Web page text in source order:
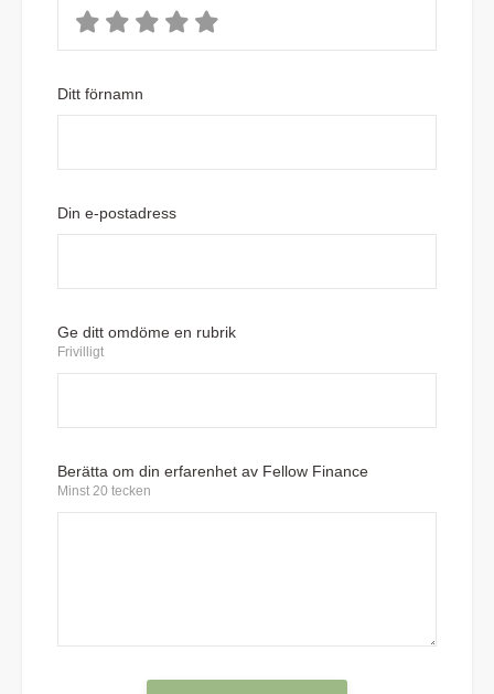
Ditt förnamn
Din e-postadress
Ge ditt omdöme en rubrik
Frivilligt
Berätta om din erfarenhet av Fellow Finance
Minst 20 tecken